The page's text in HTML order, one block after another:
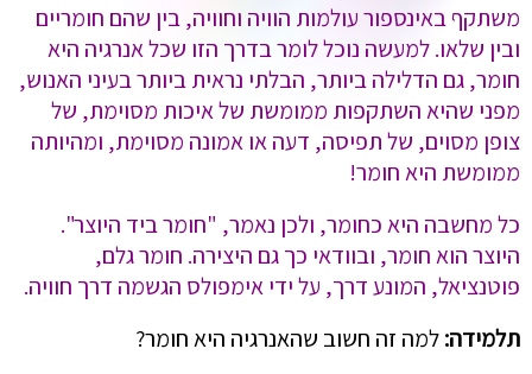
משתקף באינספור עולמות הוויה וחוויה, בין שהם חומריים
ובין שלאו. למעשה נוכל לומר בדרך הזו שכל אנרגיה היא
חומר, גם הדלילה ביותר, הבלתי נראית ביותר בעיני האנוש,
מפני שהיא השתקפות ממומשת של איכות מסוימת, של
צופן מסוים, של תפיסה, דעה או אמונה מסוימת, ומהיותה
ממומשת היא חומר!
כל מחשבה היא כחומר, ולכן נאמר, "חומר ביד היוצר".
היוצר הוא חומר, ובוודאי כך גם היצירה. חומר גלם,
פוטנציאל, המונע דרך, על ידי אימפולס הגשמה דרך חוויה.
תלמידה:למה זה חשוב שהאנרגיה היא חומר?